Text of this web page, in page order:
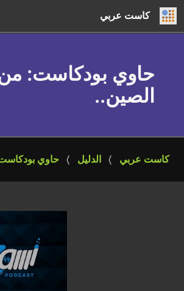
كاست عربي
حاوي بودكاست:
الصين..
كاست عربي الدليل حاوي